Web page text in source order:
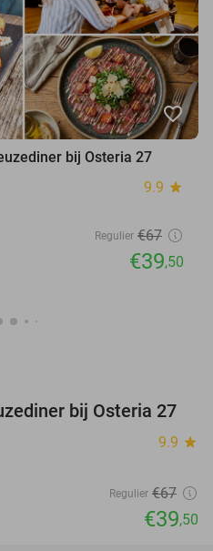
favorite_border
bij Osteria 27
9.9 star
Regulier €67
€39,50
41%
bij Osteria 27
9.9 star
Regulier €67
€39,50